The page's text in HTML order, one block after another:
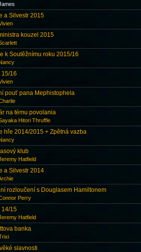
a Silvestr 2015
kouzel 2015
k Soutěžnímu roku 2015/16
15/16
pouť pana Mephistophela
na tému povolania
Hitori Thruffle
hře 2014/2015 + Zpětná vazba
klub
Hatfield
a Silvestr 2014
rozloučení s Douglasem Hamiltonem
Perry
14/15
Hatfield
banka
slavnosti